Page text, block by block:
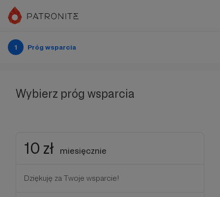
1 Próg wsparcia
Wybierz próg wsparcia
10 zł miesięcznie
Dziękuję za Twoje wsparcie!